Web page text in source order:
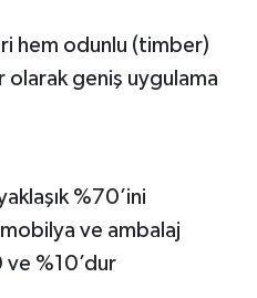
hem odunlu (timber)
olarak geniş uygulama
%70’ini
ve ambalaj
ve %10’dur